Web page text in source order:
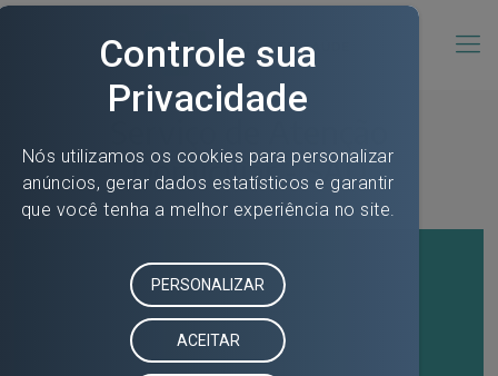
Domiciliar - SAD